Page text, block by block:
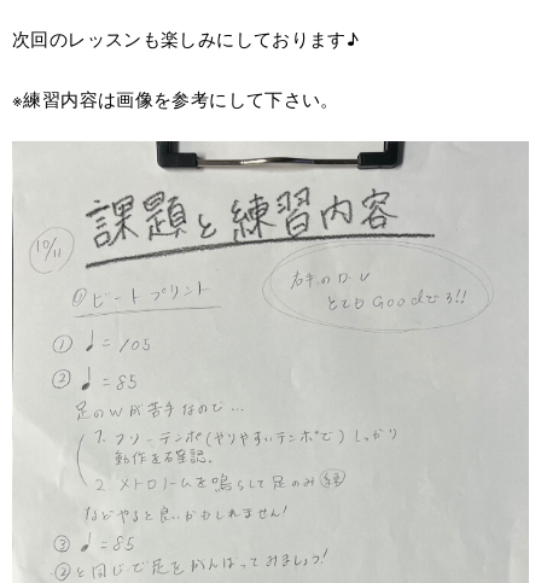
次回のレッスンも楽しみにしております♪
※練習内容は画像を参考にして下さい。